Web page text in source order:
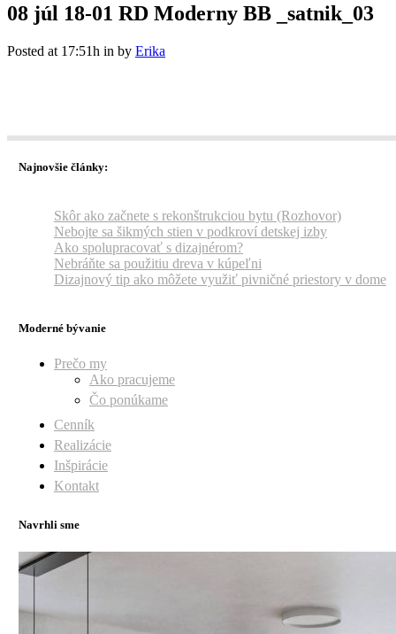
08 júl 18-01 RD Moderny BB _satnik_03
Posted at 17:51h in by Erika
Najnovšie články:
Skôr ako začnete s rekonštrukciou bytu (Rozhovor)
Nebojte sa šikmých stien v podkroví detskej izby
Ako spolupracovať s dizajnérom?
Nebráňte sa použitiu dreva v kúpeľni
Dizajnový tip ako môžete využiť pivničné priestory v dome
Moderné bývanie
Prečo my
Ako pracujeme
Čo ponúkame
Cenník
Realizácie
Inšpirácie
Kontakt
Navrhli sme